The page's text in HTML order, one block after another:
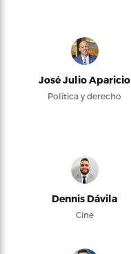
José Julio Aparicio
Política y derecho
Dennis Dávila
Cine